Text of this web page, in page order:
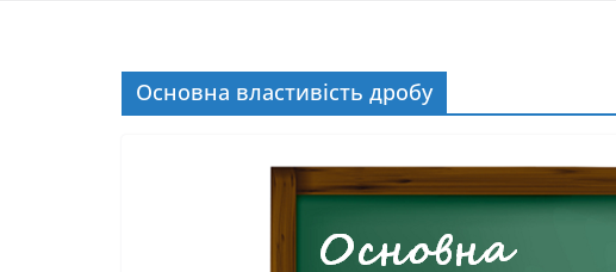
Основна властивість дробу